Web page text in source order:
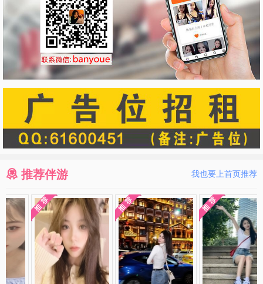
推荐伴游 我也要上首页推荐